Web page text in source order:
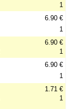
1
6.90 €
1
6.90 €
1
6.90 €
1
1.71 €
1